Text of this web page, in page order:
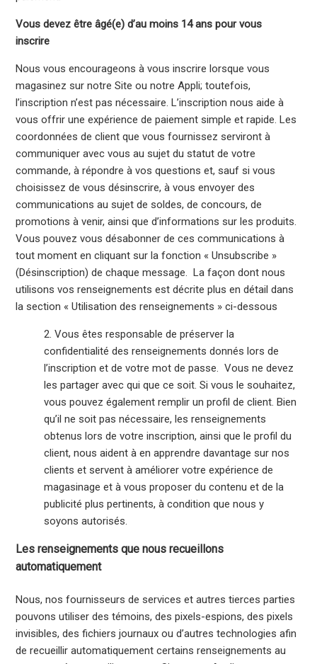
Vous devez être âgé(e) d’au moins 14 ans pour vous
inscrire
Nous vous encourageons à vous inscrire lorsque vous
magasinez sur notre Site ou notre Appli; toutefois,
l’inscription n’est pas nécessaire. L’inscription nous aide à
vous offrir une expérience de paiement simple et rapide. Les
coordonnées de client que vous fournissez serviront à
communiquer avec vous au sujet du statut de votre
commande, à répondre à vos questions et, sauf si vous
choisissez de vous désinscrire, à vous envoyer des
communications au sujet de soldes, de concours, de
promotions à venir, ainsi que d’informations sur les produits.
Vous pouvez vous désabonner de ces communications à
tout moment en cliquant sur la fonction « Unsubscribe »
(Désinscription) de chaque message. La façon dont nous
utilisons vos renseignements est décrite plus en détail dans
la section « Utilisation des renseignements » ci-dessous
2. Vous êtes responsable de préserver la
confidentialité des renseignements donnés lors de
l’inscription et de votre mot de passe. Vous ne devez
les partager avec qui que ce soit. Si vous le souhaitez,
vous pouvez également remplir un profil de client. Bien
qu’il ne soit pas nécessaire, les renseignements
obtenus lors de votre inscription, ainsi que le profil du
client, nous aident à en apprendre davantage sur nos
clients et servent à améliorer votre expérience de
magasinage et à vous proposer du contenu et de la
publicité plus pertinents, à condition que nous y
soyons autorisés.
Les renseignements que nous recueillons
automatiquement
Nous, nos fournisseurs de services et autres tierces parties
pouvons utiliser des témoins, des pixels-espions, des pixels
invisibles, des fichiers journaux ou d’autres technologies afin
de recueillir automatiquement certains renseignements au